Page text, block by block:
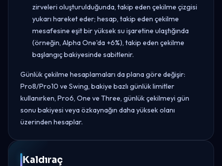
zirveleri oluşturulduğunda, takip eden çekilme çizgisi
yukarı hareket eder; hesap, takip eden çekilme
mesafesine eşit bir yüksek su işaretine ulaştığında
(örneğin, Alpha One'da +6%), takip eden çekilme
başlangıç bakiyesinde sabitlenir.
Günlük çekilme hesaplamaları da plana göre değişir:
Pro8/Pro10 ve Swing, bakiye bazlı günlük limitler
kullanırken, Pro6, One ve Three, günlük çekilmeyi gün
sonu bakiyesi veya özkaynağın daha yüksek olanı
üzerinden hesaplar.
Kaldıraç